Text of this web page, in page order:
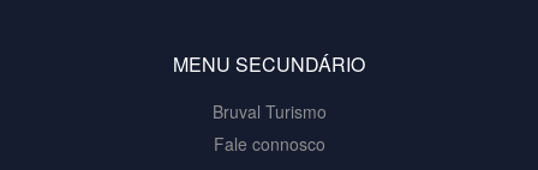
MENU SECUNDÁRIO
Bruval Turismo
Fale connosco